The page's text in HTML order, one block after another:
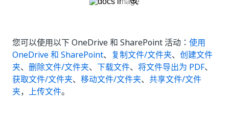
您可以使用以下 OneDrive 和 SharePoint 活动： 使用
OneDrive 和 SharePoint、 复制文件/文件夹、 创建文件
夹、 删除文件/文件夹、 下载文件、 将文件导出为 PDF、
获取文件/文件夹、 移动文件/文件夹、 共享文件/文件
夹， 上传文件。